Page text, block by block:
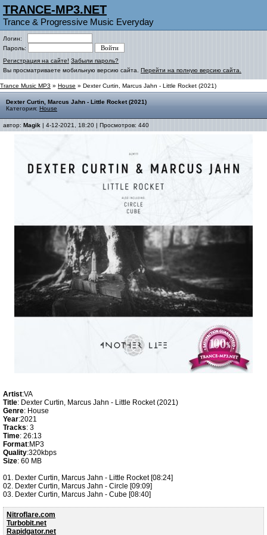
TRANCE-MP3.NET
Trance & Progressive Music Everyday
Логин:
Пароль:
Регистрация на сайте! Забыли пароль?
Вы просматриваете мобильную версию сайта. Перейти на полную версию сайта.
Trance Music MP3 » House » Dexter Curtin, Marcus Jahn - Little Rocket (2021)
Dexter Curtin, Marcus Jahn - Little Rocket (2021)
Категория: House
автор: Magik | 4-12-2021, 18:20 | Просмотров: 440
Artist:VA
Title: Dexter Curtin, Marcus Jahn - Little Rocket (2021)
Genre: House
Year:2021
Tracks: 3
Time: 26:13
Format:MP3
Quality:320kbps
Size: 60 MB
01. Dexter Curtin, Marcus Jahn - Little Rocket [08:24]
02. Dexter Curtin, Marcus Jahn - Circle [09:09]
03. Dexter Curtin, Marcus Jahn - Cube [08:40]
Nitroflare.com
Turbobit.net
Rapidgator.net